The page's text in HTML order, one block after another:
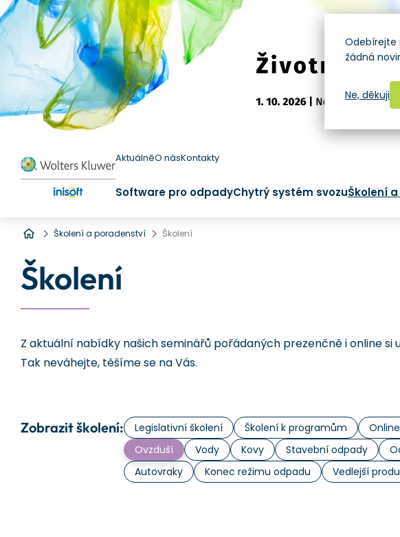
AktuálněO násKontakty
Software pro odpadyChytrý systém svozuŠkolení
Úvod
Školení a poradenství Školení
Školení
Z aktuální nabídky našich seminářů pořádaných prezenčně i online si
Tak neváhejte, těšíme se na Vás.
Zobrazit školení: Legislativní školení Školení k programům Online
Ovzduší
Vody Kovy Stavební odpady
Autovraky
Konec režimu odpadu Vedlejší
Odebírejte
žádná
Ne, děkuji